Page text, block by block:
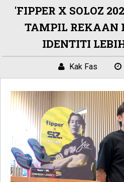
'FIPPER X SOLOZ
TAMPIL REKAAN
IDENTITI
Kak Fas